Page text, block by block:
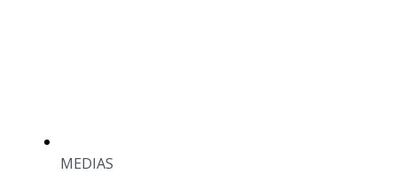
MEDIAS